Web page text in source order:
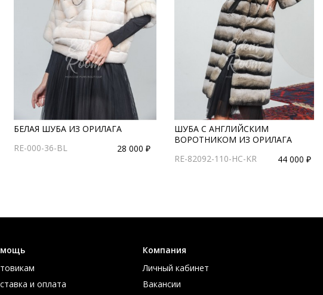
БЕЛАЯ ШУБА ИЗ ОРИЛАГА
RE-000-36-BL
28 000 ₽
ШУБА С АНГЛИЙСКИМ
ВОРОТНИКОМ ИЗ ОРИЛАГА
RE-82092-110-HC-KR
44 000 ₽
и оплата
Компания
Личный кабинет
Вакансии